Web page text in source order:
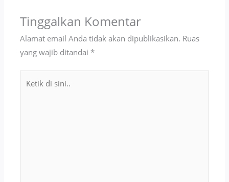
Tinggalkan Komentar
Alamat email Anda tidak akan dipublikasikan. Ruas
yang wajib ditandai*